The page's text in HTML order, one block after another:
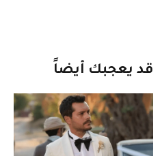
قد يعجبك أيضاً